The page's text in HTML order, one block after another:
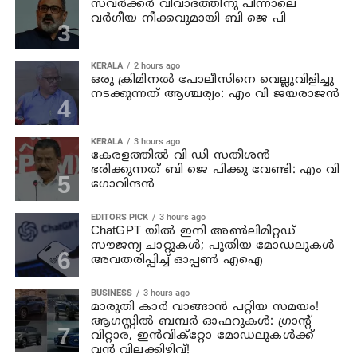
സവര്‍ക്കര്‍ വിവാദത്തിനു പിന്നാലെ
വര്‍ഗീയ നീക്കവുമായി ബി ജെ പി
KERALA 2 hours ago
ഒരു ക്രിമിനല്‍ പോലീസിനെ വെല്ലുവിളിച്ചു
നടക്കുന്നത് ആശ്ചര്യം: എം വി ജയരാജന്‍
KERALA 3 hours ago
കേരളത്തില്‍ വി ഡി സതീശന്‍
ഭരിക്കുന്നത് ബി ജെ പിക്കു വേണ്ടി: എം വി
ഗോവിന്ദന്‍
EDITORS PICK 3 hours ago
ChatGPT യിൽ ഇനി അൺലിമിറ്റഡ്
സൗജന്യ ചാറ്റുകൾ; പുതിയ മോഡലുകൾ
അവതരിപ്പിച്ച് ഓപ്പൺ എഐ
BUSINESS 3 hours ago
മാരുതി കാർ വാങ്ങാൻ പറ്റിയ സമയം!
ആഗസ്റ്റിൽ ബമ്പർ ഓഫറുകൾ: ഗ്രാന്റ്
വിറ്റാര, ഇൻവിക്റ്റോ മോഡലുകൾക്ക്
വൻ വിലക്കിഴിവ്!